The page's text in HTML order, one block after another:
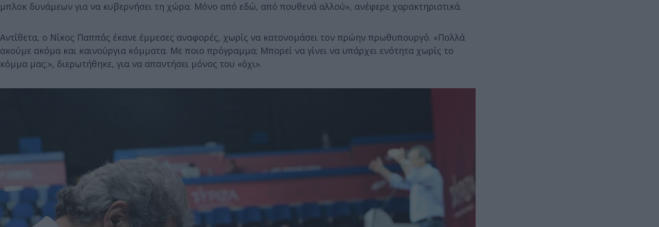
μπλοκ δυνάμεων για να κυβερνήσει τη χώρα. Μόνο από εδώ, από πουθενά αλλού», ανέφερε χαρακτηριστικά.
Αντίθετα, ο Νίκος Παππάς έκανε έμμεσες αναφορές, χωρίς να κατονομάσει τον πρώην πρωθυπουργό. «Πολλά
ακούμε ακόμα και καινούργια κόμματα. Με ποιο πρόγραμμα; Μπορεί να γίνει να υπάρχει ενότητα χωρίς το
κόμμα μας;», διερωτήθηκε, για να απαντήσει μόνος του «όχι».